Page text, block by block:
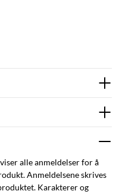
alle anmeldelser for å
Anmeldelsene skrives
Karakterer og